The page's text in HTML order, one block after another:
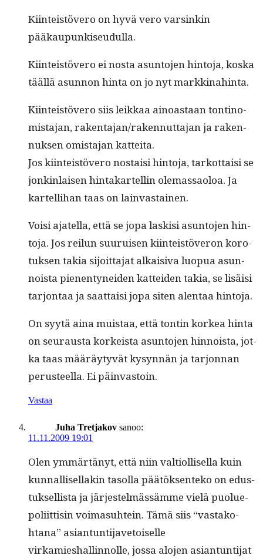
Kiin­teistövero on hyvä vero varsinkin
pääkaupunkiseudulla.
Kiin­teistövero ei nos­ta asun­to­jen hin­to­ja, kos­ka
tääl­lä asun­non hin­ta on jo nyt markkinahinta.
Kiin­teistövero siis leikkaa ain­oas­taan ton­tin­o­
mis­ta­jan, rakentajan/rakennuttajan ja raken­
nuk­sen omis­ta­jan katteita.
Jos kiin­teistövero nos­taisi hin­to­ja, tarkot­taisi se
jonkin­laisen hin­takartellin ole­mas­saoloa. Ja
kartel­li­han taas on lainvastainen.
Voisi ajatel­la, että se jopa lask­isi asun­to­jen hin­
to­ja. Jos reilun suu­ruisen kiin­teistöveron koro­
tuk­sen takia sijoit­ta­jat alka­isi­va luop­ua asun­
noista pienen­tynei­den kat­tei­den takia, se lisäisi
tar­jon­taa ja saat­taisi jopa siten alen­taa hintoja.
On syytä aina muis­taa, että ton­tin korkea hin­ta
on seu­raus­ta korkeista asun­to­jen hin­noista, jot­
ka taas määräy­tyvät kysyn­nän ja tar­jon­nan
perus­teel­la. Ei päinvastoin.
Vastaa
Juha Tretjakov sanoo:
11.11.2009 19:01
Olen ymmärtänyt, että niin val­ti­ol­lisel­la kuin
kun­nal­lisel­lakin tasol­la päätök­sen­teko on edus­
tuk­sel­lista ja jär­jestelmässämme vielä puolue­
poli­it­tisin voima­suhtein. Tämä siis “vas­tako­
htana” asiantun­ti­jave­toiselle
virkamieshallinnolle, jos­sa alo­jen asiantun­ti­jat